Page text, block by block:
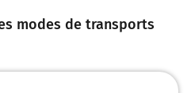
modes de transports